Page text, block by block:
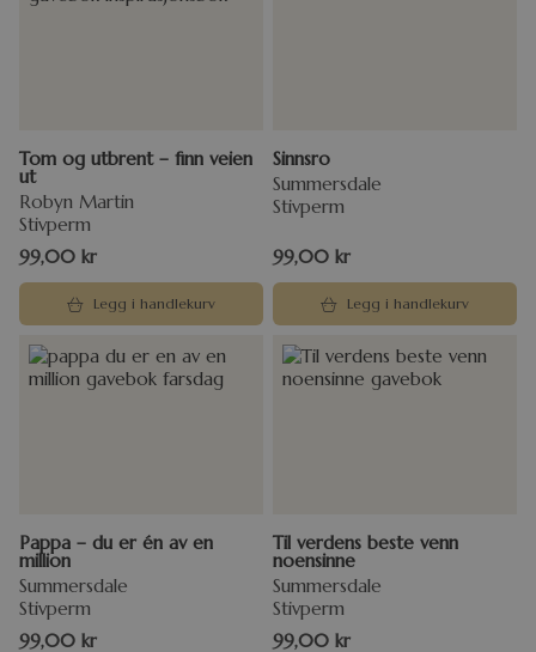
Tom og utbrent – finn veien
ut
Robyn Martin
Stivperm
99,00 kr
Legg i handlekurv
Sinnsro
Summersdale
Stivperm
99,00 kr
Legg i handlekurv
Pappa – du er én av en
million
Summersdale
Stivperm
99,00 kr
Til verdens beste venn
noensinne
Summersdale
Stivperm
99,00 kr